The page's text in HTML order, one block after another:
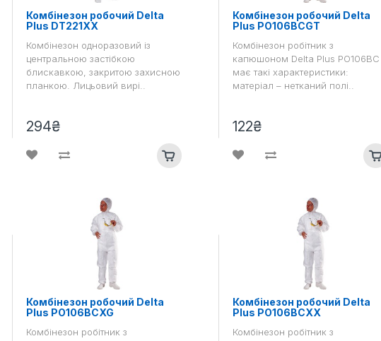
Комбінезон робочий Delta
Plus DT221XX
Комбінезон одноразовий із
центральною застібкою
блискавкою, закритою захисною
планкою. Лицьовий вирі..
294₴
Комбінезон робочий Delta
Plus PO106BCGT
Комбінезон робітник з
капюшоном Delta Plus PO106BC
має такі характеристики:
матеріал – нетканий полі..
122₴
Комбінезон робочий Delta
Plus PO106BCXG
Комбінезон робітник з
Комбінезон робочий Delta
Plus PO106BCXX
Комбінезон робітник з